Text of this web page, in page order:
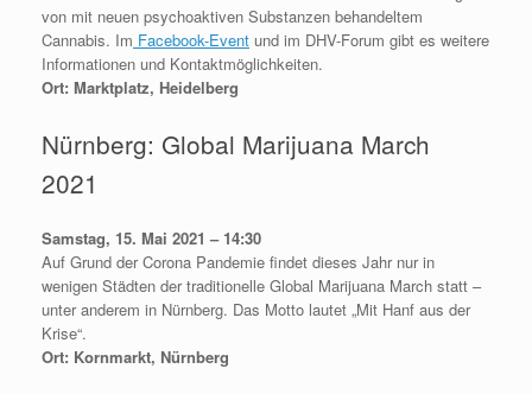
von mit neuen psychoaktiven Substanzen behandeltem
Cannabis. Im Facebook-Event und im DHV-Forum gibt es weitere
Informationen und Kontaktmöglichkeiten.
Ort: Marktplatz, Heidelberg
Nürnberg: Global Marijuana March
2021
Samstag, 15. Mai 2021 – 14:30
Auf Grund der Corona Pandemie findet dieses Jahr nur in
wenigen Städten der traditionelle Global Marijuana March statt –
unter anderem in Nürnberg. Das Motto lautet „Mit Hanf aus der
Krise“.
Ort: Kornmarkt, Nürnberg